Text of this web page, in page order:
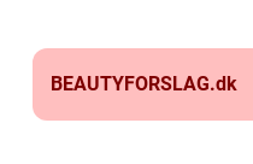
BEAUTYFORSLAG.dk